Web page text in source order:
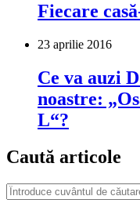
Fiecare
23 aprilie 2016
Ce va auzi
noastre:
L“?
Caută articole